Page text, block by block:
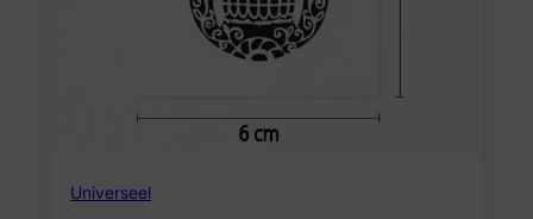
Universeel